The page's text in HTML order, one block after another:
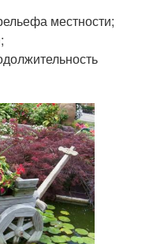
местности;